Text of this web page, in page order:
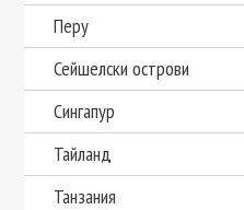
Перу
Сейшелски острови
Сингапур
Тайланд
Танзания